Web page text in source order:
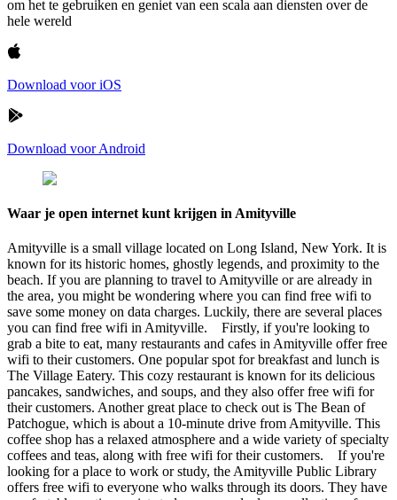
om het te gebruiken en geniet van een scala aan diensten over de
hele wereld
Download voor iOS
Download voor Android
Waar je open internet kunt krijgen in Amityville
Amityville is a small village located on Long Island, New York. It is
known for its historic homes, ghostly legends, and proximity to the
beach. If you are planning to travel to Amityville or are already in
the area, you might be wondering where you can find free wifi to
save some money on data charges. Luckily, there are several places
you can find free wifi in Amityville. Firstly, if you're looking to
grab a bite to eat, many restaurants and cafes in Amityville offer free
wifi to their customers. One popular spot for breakfast and lunch is
The Village Eatery. This cozy restaurant is known for its delicious
pancakes, sandwiches, and soups, and they also offer free wifi for
their customers. Another great place to check out is The Bean of
Patchogue, which is about a 10-minute drive from Amityville. This
coffee shop has a relaxed atmosphere and a wide variety of specialty
coffees and teas, along with free wifi for their customers. If you're
looking for a place to work or study, the Amityville Public Library
offers free wifi to everyone who walks through its doors. They have